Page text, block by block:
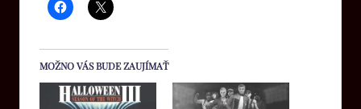
MOŽNO VÁS BUDE ZAUJÍMAŤ